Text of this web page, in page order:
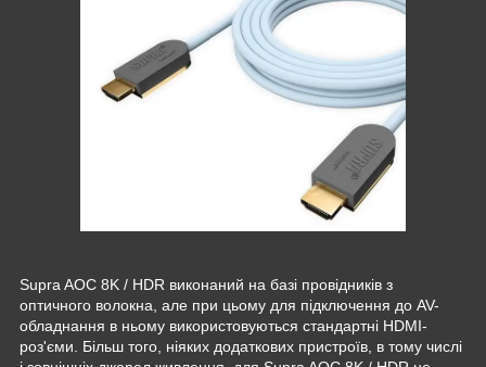
Supra AOC 8K / HDR виконаний на базі провідників з
оптичного волокна, але при цьому для підключення до AV-
обладнання в ньому використовуються стандартні HDMI-
роз'єми. Більш того, ніяких додаткових пристроїв, в тому числі